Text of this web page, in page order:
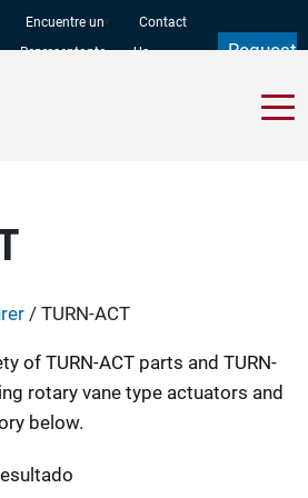
Encuentre un
Representante
Contact
Us
Request
/ TURN-ACT
of TURN-ACT parts and TURN-
rotary vane type actuators and
below.